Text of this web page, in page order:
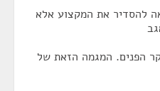
להסדיר את המקצוע אלא
הפנים. המגמה הזאת של